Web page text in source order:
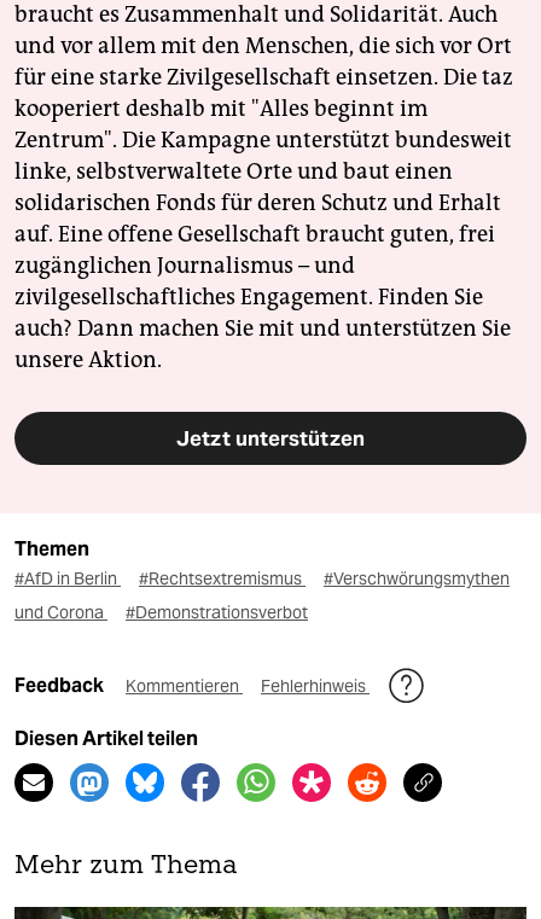
braucht es Zusammenhalt und Solidarität. Auch
und vor allem mit den Menschen, die sich vor Ort
für eine starke Zivilgesellschaft einsetzen. Die taz
kooperiert deshalb mit "Alles beginnt im
Zentrum". Die Kampagne unterstützt bundesweit
linke, selbstverwaltete Orte und baut einen
solidarischen Fonds für deren Schutz und Erhalt
auf. Eine offene Gesellschaft braucht guten, frei
zugänglichen Journalismus – und
zivilgesellschaftliches Engagement. Finden Sie
auch? Dann machen Sie mit und unterstützen Sie
unsere Aktion.
Jetzt unterstützen
Themen
#AfD in Berlin #Rechtsextremismus
#Verschwörungsmythen
und Corona
#Demonstrationsverbot
Feedback Kommentieren Fehlerhinweis
Diesen Artikel teilen
Mehr zum Thema